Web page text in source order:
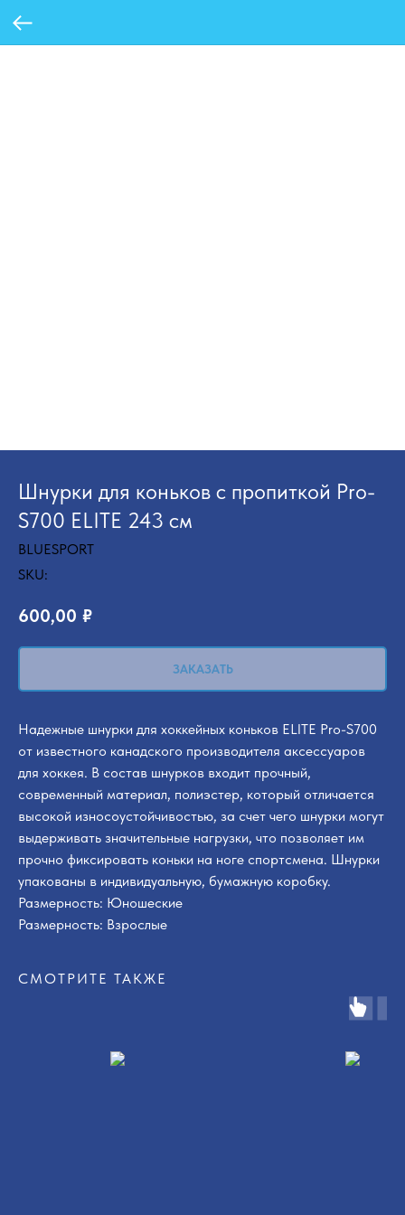
Шнурки для коньков с пропиткой Pro-
S700 ELITE 243 см
BLUESPORT
SKU:
600,00 ₽
ЗАКАЗАТЬ
Надежные шнурки для хоккейных коньков ELITE Pro-S700
от известного канадского производителя аксессуаров
для хоккея. В состав шнурков входит прочный,
современный материал, полиэстер, который отличается
высокой износоустойчивостью, за счет чего шнурки могут
выдерживать значительные нагрузки, что позволяет им
прочно фиксировать коньки на ноге спортсмена. Шнурки
упакованы в индивидуальную, бумажную коробку.
Размерность: Юношеские
Размерность: Взрослые
СМОТРИТЕ ТАКЖЕ